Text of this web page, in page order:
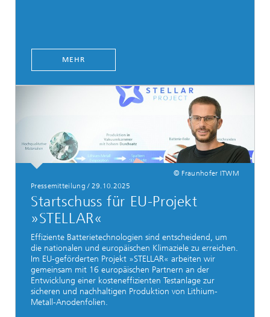
MEHR
© Fraunhofer ITWM
Pressemitteilung / 29.10.2025
Startschuss für EU-Projekt
»STELLAR«
Effiziente Batterietechnologien sind entscheidend, um
die nationalen und europäischen Klimaziele zu erreichen.
Im EU-geförderten Projekt »STELLAR« arbeiten wir
gemeinsam mit 16 europäischen Partnern an der
Entwicklung einer kosteneffizienten Testanlage zur
sicheren und nachhaltigen Produktion von Lithium-
Metall-Anodenfolien.